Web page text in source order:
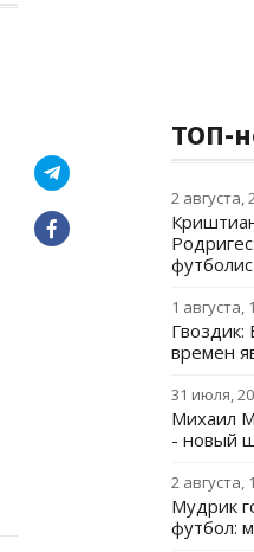
ТОП-
2 августа,
1 августа,
времен
31 июля,
Михаил
- новый
2 августа,
Мудрик
футбол: